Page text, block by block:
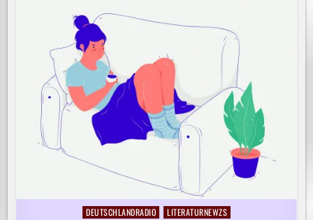
Posted
DEUTSCHLANDRADIO LITERATURNEWZS